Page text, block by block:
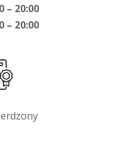
– 20:00
– 20:00